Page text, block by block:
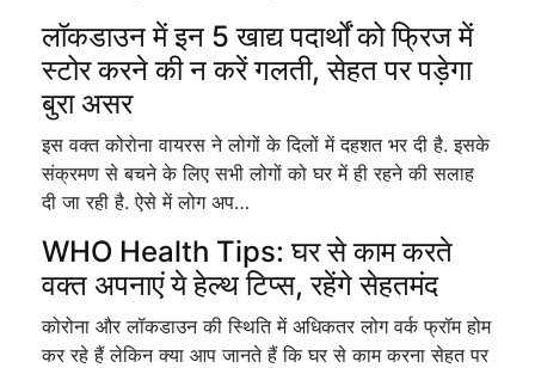
लॉकडाउन में इन 5 खाद्य पदार्थों को फ्रिज में
स्टोर करने की न करें गलती, सेहत पर पड़ेगा
बुरा असर
इस वक्त कोरोना वायरस ने लोगों के दिलों में दहशत भर दी है. इसके
संक्रमण से बचने के लिए सभी लोगों को घर में ही रहने की सलाह
दी जा रही है. ऐसे में लोग अप…
WHO Health Tips: घर से काम करते
वक्त अपनाएं ये हेल्थ टिप्स, रहेंगे सेहतमंद
कोरोना और लॉकडाउन की स्थिति में अधिकतर लोग वर्क फ्रॉम होम
कर रहे हैं लेकिन क्या आप जानते हैं कि घर से काम करना सेहत पर